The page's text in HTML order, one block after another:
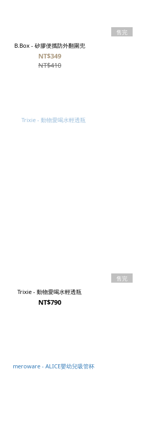
售完
B.Box - 矽膠便攜防外翻圍兜
NT$349
NT$410
售完
Trixie - 動物愛喝水輕透瓶
NT$790